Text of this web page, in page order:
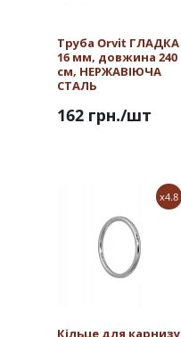
Труба Orvit ГЛАДКА
16 мм, довжина 240
см, НЕРЖАВІЮЧА
СТАЛЬ
162 грн./шт
x4.8
Кільце для карнизу